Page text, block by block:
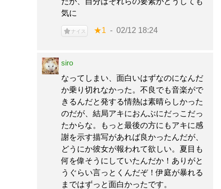
気に
ナイス ★1 02/12 18:24
siro
なってしまい、面白いはずなのになんだ
か乗り切れなかった。不良でも音楽がで
きるんだと発する情熱は素晴らしかった
のだが、結局アキにおんぶにだっこだっ
たからな。もっと最後の方にもアキに感
謝を示す描写があれば良かったんだが、
どうにか彼女が報われて欲しい。夏目も
何を偉そうにしていたんだか！ありがと
うぐらい言っとくんだぞ！伊庭が暴れる
まではずっと面白かったです。